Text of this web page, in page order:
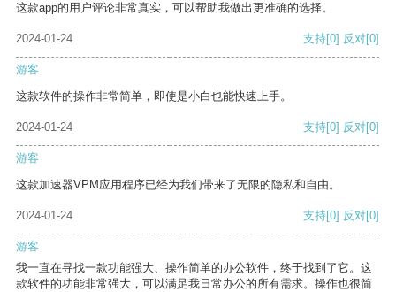
这款app的用户评论非常真实，可以帮助我做出更准确的选择。
2024-01-24 支持[0] 反对[0]
游客
这款软件的操作非常简单，即使是小白也能快速上手。
2024-01-24 支持[0] 反对[0]
游客
这款加速器VPM应用程序已经为我们带来了无限的隐私和自由。
2024-01-24 支持[0] 反对[0]
游客
我一直在寻找一款功能强大、操作简单的办公软件，终于找到了它。这
款软件的功能非常强大，可以满足我日常办公的所有需求。操作也很简